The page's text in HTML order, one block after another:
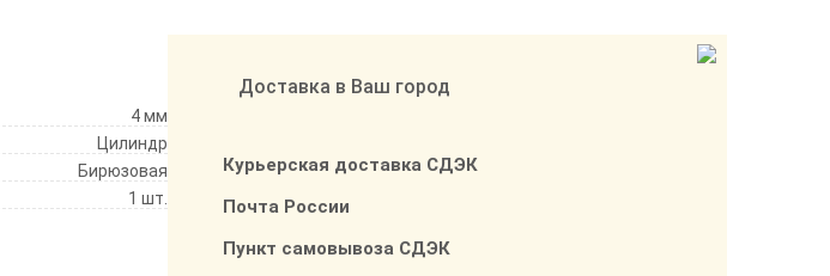
4 мм
Цилиндр
Бирюзовая
1 шт.
Доставка в Ваш город
Курьерская доставка СДЭК
Почта России
Пункт самовывоза СДЭК